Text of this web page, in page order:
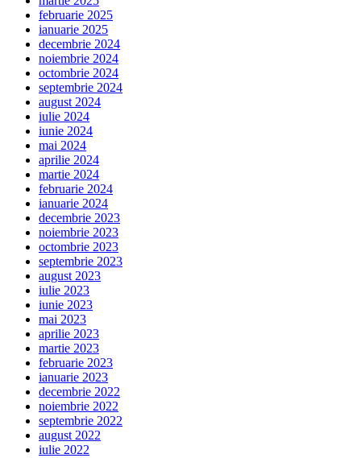
februarie 2025
ianuarie 2025
decembrie 2024
noiembrie 2024
octombrie 2024
septembrie 2024
august 2024
iulie 2024
iunie 2024
mai 2024
aprilie 2024
martie 2024
februarie 2024
ianuarie 2024
decembrie 2023
noiembrie 2023
octombrie 2023
septembrie 2023
august 2023
iulie 2023
iunie 2023
mai 2023
aprilie 2023
martie 2023
februarie 2023
ianuarie 2023
decembrie 2022
noiembrie 2022
septembrie 2022
august 2022
iulie 2022